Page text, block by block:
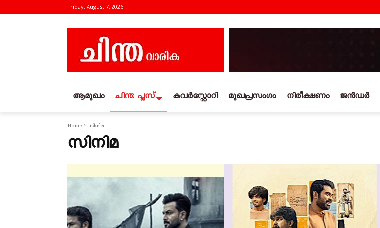
Friday, August 7, 2026
ആമുഖം ചിന്ത പ്ലസ് കവര്‍സ്റ്റോറി മുഖപ്രസംഗം നിരീക്ഷണം ജൻഡർ
Home സിനിമ
സിനിമ